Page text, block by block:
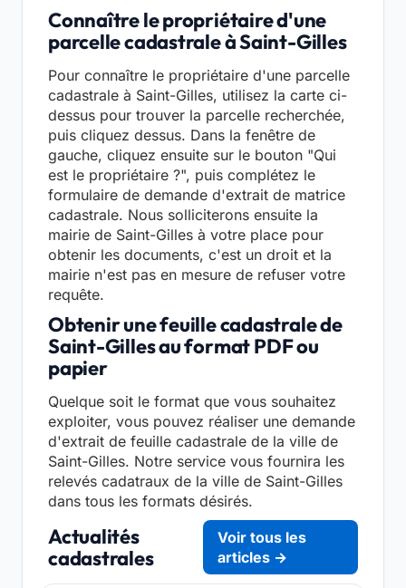
Connaître le propriétaire d'une
parcelle cadastrale à Saint-Gilles
Pour connaître le propriétaire d'une parcelle
cadastrale à Saint-Gilles, utilisez la carte ci-
dessus pour trouver la parcelle recherchée,
puis cliquez dessus. Dans la fenêtre de
gauche, cliquez ensuite sur le bouton "Qui
est le propriétaire ?", puis complétez le
formulaire de demande d'extrait de matrice
cadastrale. Nous solliciterons ensuite la
mairie de Saint-Gilles à votre place pour
obtenir les documents, c'est un droit et la
mairie n'est pas en mesure de refuser votre
requête.
Obtenir une feuille cadastrale de
Saint-Gilles au format PDF ou
papier
Quelque soit le format que vous souhaitez
exploiter, vous pouvez réaliser une demande
d'extrait de feuille cadastrale de la ville de
Saint-Gilles. Notre service vous fournira les
relevés cadatraux de la ville de Saint-Gilles
dans tous les formats désirés.
Actualités
cadastrales
Voir tous les
articles →